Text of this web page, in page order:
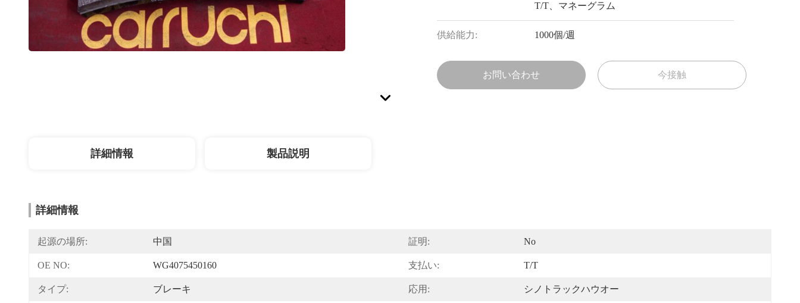
T/T、マネーグラム
供給能力: 1000個/週
お問い合わせ 今接触
詳細情報 製品説明
詳細情報
起源の場所: 中国 証明: No
OE NO: WG4075450160 支払い: T/T
タイプ: ブレーキ 応用: シノトラックハウオー